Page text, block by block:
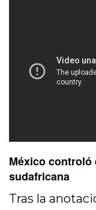
México controló
sudafricana
Tras la